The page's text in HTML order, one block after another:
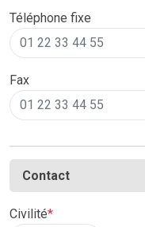
Téléphone fixe
Fax
Contact
Civilité*